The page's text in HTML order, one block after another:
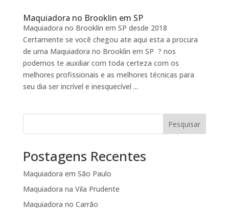
Maquiadora no Brooklin em SP
Maquiadora no Brooklin em SP desde 2018
Certamente se você chegou ate aqui esta a procura
de uma Maquiadora no Brooklin em SP ? nos
podemos te auxiliar com toda certeza com os
melhores profissionais e as melhores técnicas para
seu dia ser incrível e inesquecível ...
Pesquisar
Postagens Recentes
Maquiadora em São Paulo
Maquiadora na Vila Prudente
Maquiadora no Carrão